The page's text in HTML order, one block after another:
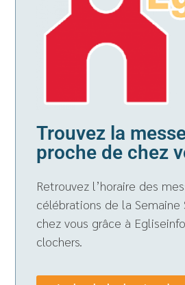
Trouvez la
proche de chez
Retrouvez l’horaire des
célébrations de la
chez vous grâce à
clochers.